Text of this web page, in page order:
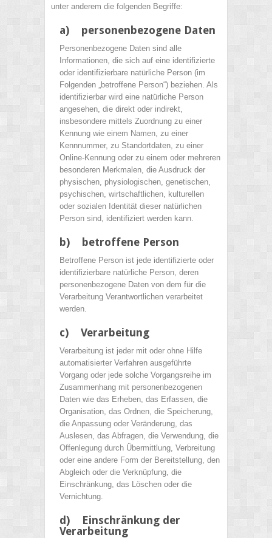
unter anderem die folgenden Begriffe:
a) personenbezogene Daten
Personenbezogene Daten sind alle
Informationen, die sich auf eine identifizierte
oder identifizierbare natürliche Person (im
Folgenden „betroffene Person“) beziehen. Als
identifizierbar wird eine natürliche Person
angesehen, die direkt oder indirekt,
insbesondere mittels Zuordnung zu einer
Kennung wie einem Namen, zu einer
Kennnummer, zu Standortdaten, zu einer
Online-Kennung oder zu einem oder mehreren
besonderen Merkmalen, die Ausdruck der
physischen, physiologischen, genetischen,
psychischen, wirtschaftlichen, kulturellen
oder sozialen Identität dieser natürlichen
Person sind, identifiziert werden kann.
b) betroffene Person
Betroffene Person ist jede identifizierte oder
identifizierbare natürliche Person, deren
personenbezogene Daten von dem für die
Verarbeitung Verantwortlichen verarbeitet
werden.
c) Verarbeitung
Verarbeitung ist jeder mit oder ohne Hilfe
automatisierter Verfahren ausgeführte
Vorgang oder jede solche Vorgangsreihe im
Zusammenhang mit personenbezogenen
Daten wie das Erheben, das Erfassen, die
Organisation, das Ordnen, die Speicherung,
die Anpassung oder Veränderung, das
Auslesen, das Abfragen, die Verwendung, die
Offenlegung durch Übermittlung, Verbreitung
oder eine andere Form der Bereitstellung, den
Abgleich oder die Verknüpfung, die
Einschränkung, das Löschen oder die
Vernichtung.
d) Einschränkung der
Verarbeitung